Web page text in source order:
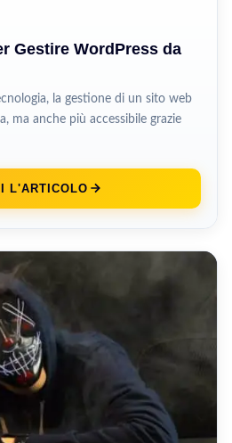
Gestire WordPress da
la gestione di un sito web
ma anche più accessibile grazie
L'ARTICOLO